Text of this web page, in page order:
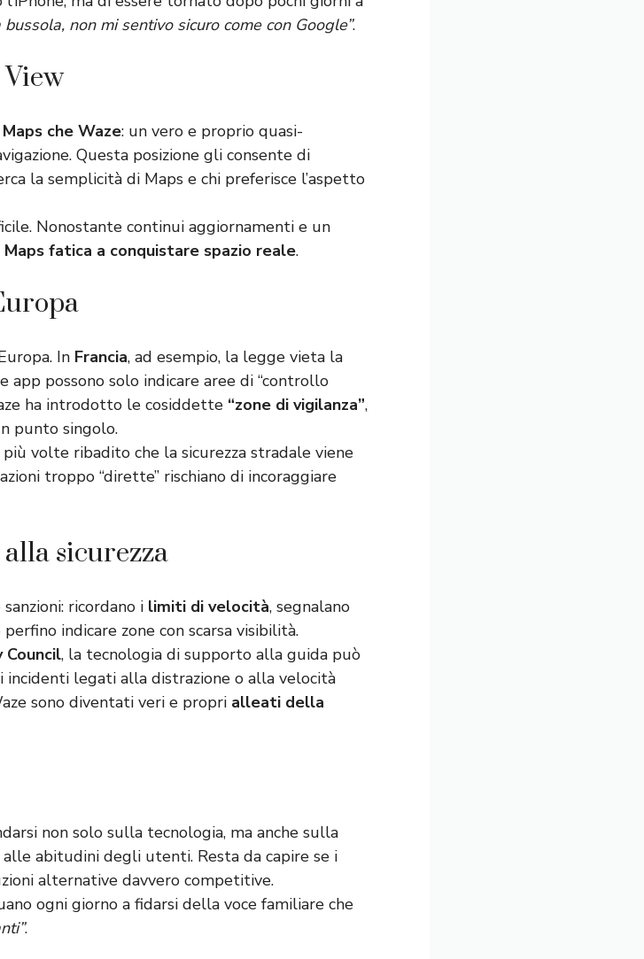
bussola, non mi sentivo sicuro come con Google”.
che Waze: un vero e proprio quasi-
Questa posizione gli consente di
la semplicità di Maps e chi preferisce l’aspetto
Nonostante continui aggiornamenti e un
fatica a conquistare spazio reale.
In Francia, ad esempio, la legge vieta la
app possono solo indicare aree di “controllo
ha introdotto le cosiddette “zone di vigilanza”,
punto singolo.
volte ribadito che la sicurezza stradale viene
troppo “dirette” rischiano di incoraggiare
sicurezza
ricordano i limiti di velocità, segnalano
indicare zone con scarsa visibilità.
, la tecnologia di supporto alla guida può
legati alla distrazione o alla velocità
sono diventati veri e propri alleati della
non solo sulla tecnologia, ma anche sulla
alle abitudini degli utenti. Resta da capire se i
alternative davvero competitive.
ogni giorno a fidarsi della voce familiare che
.